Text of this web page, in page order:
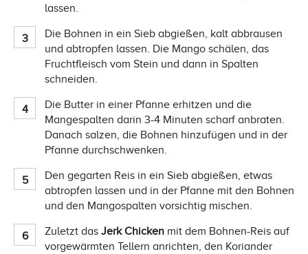
lassen.
Die Bohnen in ein Sieb abgießen, kalt abbrausen
und abtropfen lassen. Die Mango schälen, das
Fruchtfleisch vom Stein und dann in Spalten
schneiden.
Die Butter in einer Pfanne erhitzen und die
Mangespalten darin 3-4 Minuten scharf anbraten.
Danach salzen, die Bohnen hinzufügen und in der
Pfanne durchschwenken.
Den gegarten Reis in ein Sieb abgießen, etwas
abtropfen lassen und in der Pfanne mit den Bohnen
und den Mangospalten vorsichtig mischen.
Zuletzt das Jerk Chicken mit dem Bohnen-Reis auf
vorgewärmten Tellern anrichten, den Koriander